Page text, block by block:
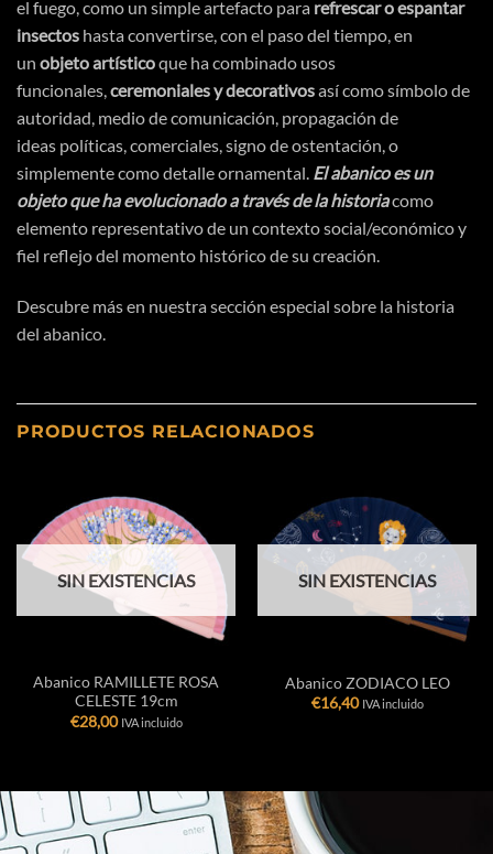
el fuego, como un simple artefacto para refrescar o espantar
insectos hasta convertirse, con el paso del tiempo, en
un objetoartísticoque ha combinado usos
funcionales,ceremoniales y decorativosasí comosímbolode
autoridad, medio decomunicación, propagación de
ideas políticas, comerciales, signo deostentación, o
simplemente como detalle ornamental. El abanico es un
objeto que ha evolucionado atravésde la historiacomo
elemento representativo de un contexto social/económicoy
fiel reflejo del momento históricode su creación.
Descubre más en nuestra sección especial sobre la historia
del abanico.
PRODUCTOS RELACIONADOS
SIN EXISTENCIAS
Abanico RAMILLETE ROSA
CELESTE 19cm
€28,00 IVA incluido
SIN EXISTENCIAS
Abanico ZODIACO LEO
€16,40 IVA incluido